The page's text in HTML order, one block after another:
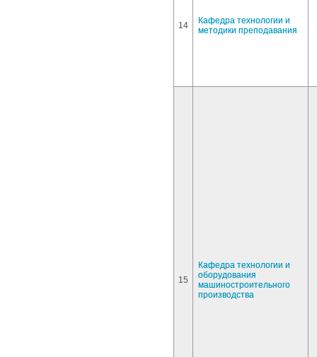
14
Кафедра технологии и
методики преподавания
15
Кафедра технологии и
оборудования
машиностроительного
производства